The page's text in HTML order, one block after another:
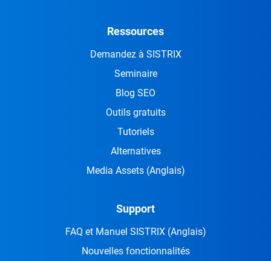
Ressources
Demandez à SISTRIX
Seminaire
Blog SEO
Outils gratuits
Tutoriels
Alternatives
Media Assets (Anglais)
Support
FAQ et Manuel SISTRIX (Anglais)
Nouvelles fonctionnalités